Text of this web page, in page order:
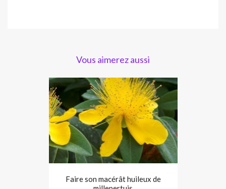
Vous aimerez aussi
Faire son macérât huileux de